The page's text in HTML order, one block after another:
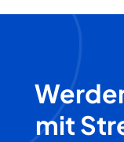
mit